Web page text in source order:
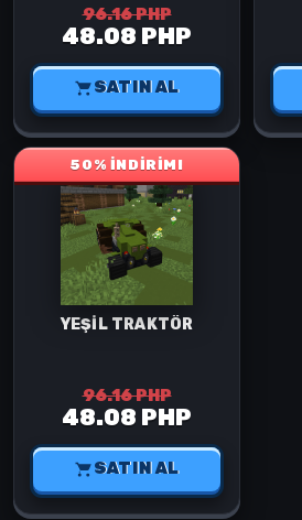
96.16 PHP
48.08 PHP
SATIN AL
50% İNDİRİM!
YEŞİL TRAKTÖR
96.16 PHP
48.08 PHP
SATIN AL